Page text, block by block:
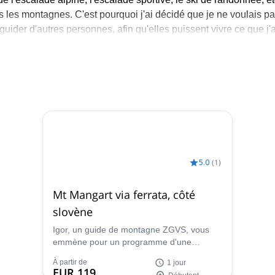
les montagnes. C'est pourquoi j'ai décidé que je ne voulais
d'autres personnes, afin qu'elles puissent vivre ce que
5.0 (1)
Mt Mangart via ferrata, côté
slovène
Igor, un guide de montagne ZGVS, vous
emmène pour un programme d'une
l'ascension du Mt Mangart (2678 m) du
À partir de
1 jour